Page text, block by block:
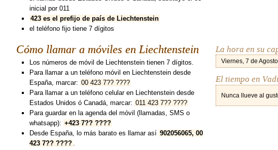
La hora en su
Viernes, 7 de
El tiempo en
Nunca llueve al
inicial por 011
423 es el prefijo de país de Liechtenstein
el teléfono fijo tiene 7 dígitos
Cómo llamar a móviles en Liechtenstein
Los números de móvil de Liechtenstein tienen 7 dígitos.
Para llamar a un teléfono móvil en Liechtenstein desde
España, marcar: 00 423 7?? ????
Para llamar a un teléfono celular en Liechtenstein desde
Estados Unidos ó Canadá, marcar: 011 423 7?? ????
Para guardar en la agenda del móvil (llamadas, SMS o
whatsapp): +423 7?? ????
Desde España, lo más barato es llamar así 902056065, 00
423 7?? ????